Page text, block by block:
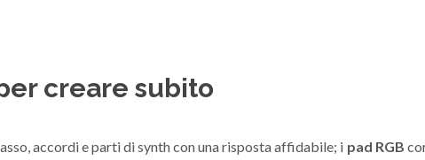
creare subito
accordi e parti di synth con una risposta affidabile; i pad RGB